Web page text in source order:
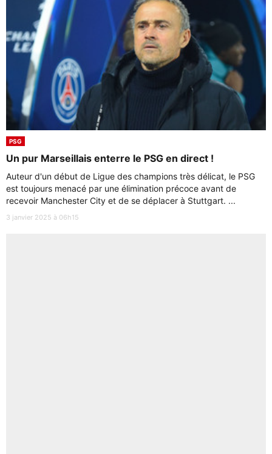
PSG
Un pur Marseillais enterre le PSG en direct !
Auteur d'un début de Ligue des champions très délicat, le PSG
est toujours menacé par une élimination précoce avant de
recevoir Manchester City et de se déplacer à Stuttgart. ...
3 janvier 2025 à 06h15